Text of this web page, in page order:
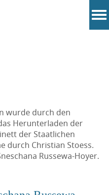
wurde durch den
Herunterladen der
der Staatlichen
durch Christian Stoess.
Russewa-Hoyer.